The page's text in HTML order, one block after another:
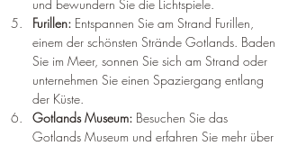
und bewundern Sie die Lichtspiele.
Furillen: Entspannen Sie am Strand Furillen,
einem der schönsten Strände Gotlands. Baden
Sie im Meer, sonnen Sie sich am Strand oder
unternehmen Sie einen Spaziergang entlang
der Küste.
Gotlands Museum: Besuchen Sie das
Gotlands Museum und erfahren Sie mehr über